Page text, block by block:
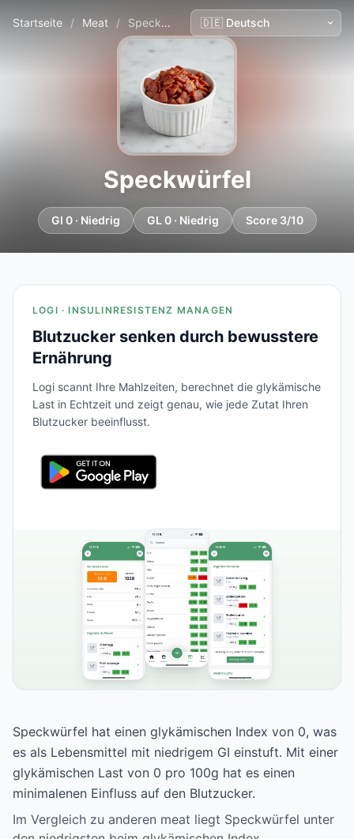
Startseite / Meat / Speckwürfel
Speckwürfel
GI 0 · Niedrig GL 0 · Niedrig Score 3/10
LOGI · INSULINRESISTENZ MANAGEN
Blutzucker senken durch bewusstere
Ernährung
Logi scannt Ihre Mahlzeiten, berechnet die glykämische
Last in Echtzeit und zeigt genau, wie jede Zutat Ihren
Blutzucker beeinflusst.
Speckwürfel hat einen glykämischen Index von 0, was
es als Lebensmittel mit niedrigem GI einstuft. Mit einer
glykämischen Last von 0 pro 100g hat es einen
minimalenen Einfluss auf den Blutzucker.
Im Vergleich zu anderen meat liegt Speckwürfel unter